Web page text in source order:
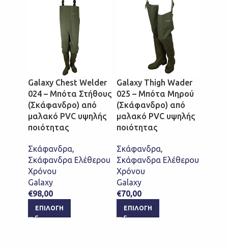
Galaxy Chest Welder
024 – Μπότα Στήθους
(Σκάφανδρο) από
μαλακό PVC υψηλής
ποιότητας
Σκάφανδρα,
Σκάφανδρα Ελέθερου
Χρόνου
Galaxy
€98,00
ΕΠΙΛΟΓΉ
Galaxy Thigh Wader
025 – Μπότα Μηρού
(Σκάφανδρο) από
μαλακό PVC υψηλής
ποιότητας
Σκάφανδρα,
Σκάφανδρα Ελέθερου
Χρόνου
Galaxy
€70,00
ΕΠΙΛΟΓΉ